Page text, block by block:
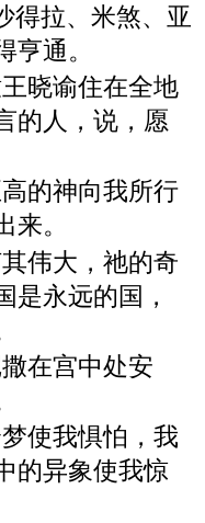
拉、米煞、亚
亨通。
晓谕住在全地
的人，说，愿
的神向我所行
来。
伟大，祂的奇
是永远的国，
在宫中处安
使我惧怕，我
的异象使我惊